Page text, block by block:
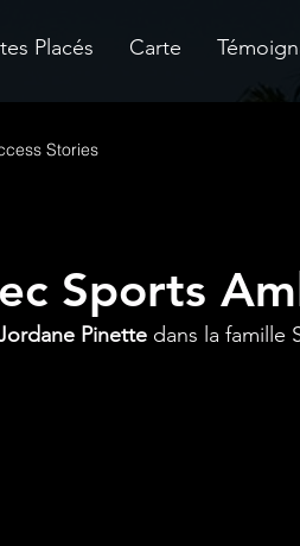
Placés Carte
Stories
Sports
Pinette dans la famille